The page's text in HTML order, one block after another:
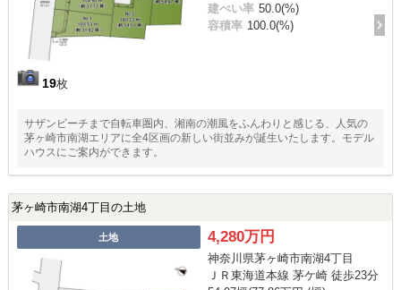
19枚
建ぺい率 50.0(%)
容積率 100.0(%)
サザンビーチまで自転車圏内、湘南の潮風をふんわりと感じる、人気の
茅ヶ崎市南湖エリアに全4区画の新しい街並みが誕生いたします。モデル
ハウスにご案内ができます。
茅ヶ崎市南湖4丁目の土地
土地 4,280万円
神奈川県茅ヶ崎市南湖4丁目
ＪＲ東海道本線 茅ケ崎 徒歩23分